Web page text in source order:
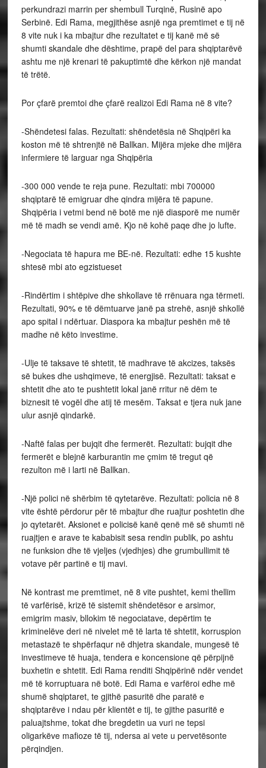
perkundrazi marrin per shembull Turqinë, Rusinë apo
Serbinë. Edi Rama, megjithëse asnjë nga premtimet e tij në
8 vite nuk i ka mbajtur dhe rezultatet e tij kanë më së
shumti skandale dhe dështime, prapë del para shqiptarëvë
ashtu me një krenari të pakuptimtë dhe kërkon një mandat
të trëtë.
Por çfarë premtoi dhe çfarë realizoi Edi Rama në 8 vite?
-Shëndetesi falas. Rezultati: shëndetësia në Shqipëri ka
koston më të shtrenjtë në Ballkan. Mijëra mjeke dhe mijëra
infermiere të larguar nga Shqipëria
-300 000 vende te reja pune. Rezultati: mbi 700000
shqiptarë të emigruar dhe qindra mijëra të papune.
Shqipëria i vetmi bend në botë me një diasporë me numër
më të madh se vendi amë. Kjo në kohë paqe dhe jo lufte.
-Negociata të hapura me BE-në. Rezultati: edhe 15 kushte
shtesë mbi ato egzistueset
-Rindërtim i shtëpive dhe shkollave të rrënuara nga tërmeti.
Rezultati, 90% e të dëmtuarve janë pa strehë, asnjë shkollë
apo spital i ndërtuar. Diaspora ka mbajtur peshën më të
madhe në këto investime.
-Ulje të taksave të shtetit, të madhrave të akcizes, taksës
së bukes dhe ushqimeve, të energjisë. Rezultati: taksat e
shtetit dhe ato te pushtetit lokal janë rritur në dëm te
biznesit të vogël dhe atij të mesëm. Taksat e tjera nuk jane
ulur asnjë qindarkë.
-Naftë falas per bujqit dhe fermerët. Rezultati: bujqit dhe
fermerët e blejnë karburantin me çmim të tregut që
rezulton më i larti në Ballkan.
-Një polici në shërbim të qytetarëve. Rezultati: policia në 8
vite është përdorur për të mbajtur dhe ruajtur poshtetin dhe
jo qytetarët. Aksionet e policisë kanë qenë më së shumti në
ruajtjen e arave te kababisit sesa rendin publik, po ashtu
ne funksion dhe të vjeljes (vjedhjes) dhe grumbullimit të
votave për partinë e tij mavi.
Në kontrast me premtimet, në 8 vite pushtet, kemi thellim
të varfërisë, krizë të sistemit shëndetësor e arsimor,
emigrim masiv, bllokim të negociatave, depërtim te
kriminelëve deri në nivelet më të larta të shtetit, korruspion
metastazë te shpërfaqur në dhjetra skandale, mungesë të
investimeve të huaja, tendera e koncensione që përpijnë
buxhetin e shtetit. Edi Rama renditi Shqipërinë ndër vendet
më të korruptuara në botë. Edi Rama e varfëroi edhe më
shumë shqiptaret, te gjithë pasuritë dhe paratë e
shqiptarëve i ndau për klientët e tij, te gjithe pasuritë e
paluajtshme, tokat dhe bregdetin ua vuri ne tepsi
oligarkëve mafioze të tij, ndersa ai vete u pervetësonte
përqindjen.